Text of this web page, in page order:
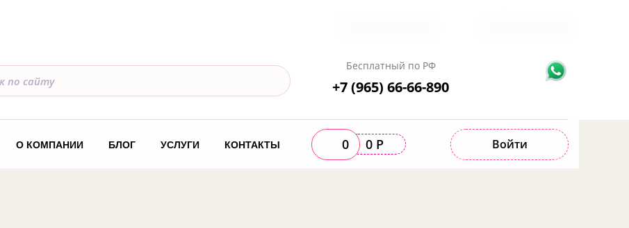
Бесплатный по РФ
+7 (965) 66-66-890
О КОМПАНИИ БЛОГ УСЛУГИ КОНТАКТЫ 0 0 Р Войти